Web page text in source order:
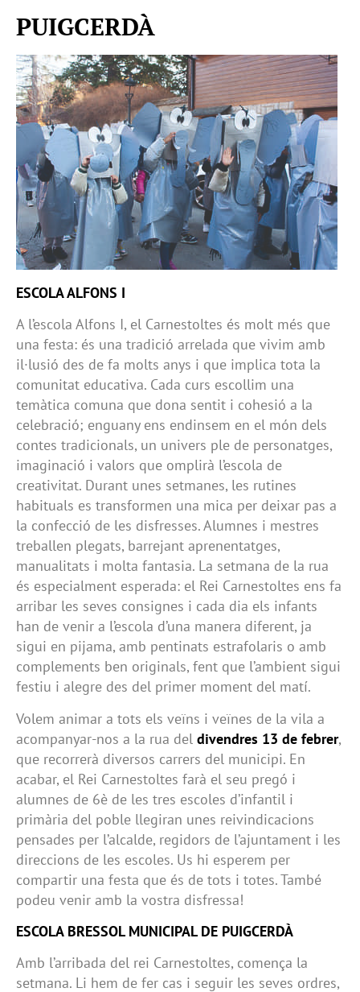
PUIGCERDÀ
ESCOLA ALFONS I
A l’escola Alfons I, el Carnestoltes és molt més que
una festa: és una tradició arrelada que vivim amb
il·lusió des de fa molts anys i que implica tota la
comunitat educativa. Cada curs escollim una
temàtica comuna que dona sentit i cohesió a la
celebració; enguany ens endinsem en el món dels
contes tradicionals, un univers ple de personatges,
imaginació i valors que omplirà l’escola de
creativitat. Durant unes setmanes, les rutines
habituals es transformen una mica per deixar pas a
la confecció de les disfresses. Alumnes i mestres
treballen plegats, barrejant aprenentatges,
manualitats i molta fantasia. La setmana de la rua
és especialment esperada: el Rei Carnestoltes ens fa
arribar les seves consignes i cada dia els infants
han de venir a l’escola d’una manera diferent, ja
sigui en pijama, amb pentinats estrafolaris o amb
complements ben originals, fent que l’ambient sigui
festiu i alegre des del primer moment del matí.
Volem animar a tots els veïns i veïnes de la vila a
acompanyar-nos a la rua del divendres 13 de febrer,
que recorrerà diversos carrers del municipi. En
acabar, el Rei Carnestoltes farà el seu pregó i
alumnes de 6è de les tres escoles d’infantil i
primària del poble llegiran unes reivindicacions
pensades per l’alcalde, regidors de l’ajuntament i les
direccions de les escoles. Us hi esperem per
compartir una festa que és de tots i totes. També
podeu venir amb la vostra disfressa!
ESCOLA BRESSOL MUNICIPAL DE PUIGCERDÀ
Amb l’arribada del rei Carnestoltes, comença la
setmana. Li hem de fer cas i seguir les seves ordres,